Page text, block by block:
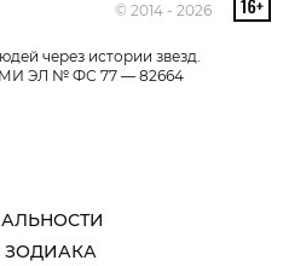
© 2014 - 2026
через истории звезд.
ЭЛ № ФС 77 — 82664
ЗОДИАКА